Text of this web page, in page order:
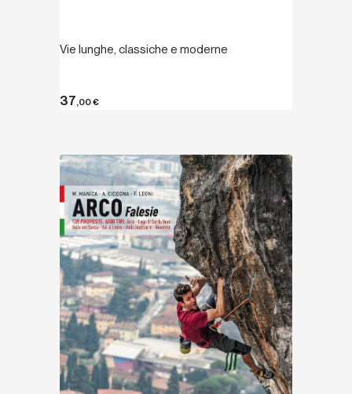
Vie lunghe, classiche e moderne
37,00€
Scopri